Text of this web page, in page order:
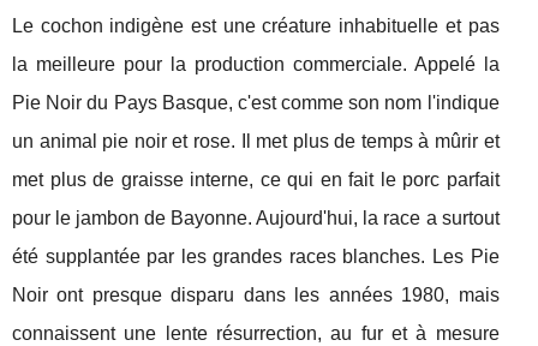
Le cochon indigène est une créature inhabituelle et pas
la meilleure pour la production commerciale. Appelé la
Pie Noir du Pays Basque, c'est comme son nom l'indique
un animal pie noir et rose. Il met plus de temps à mûrir et
met plus de graisse interne, ce qui en fait le porc parfait
pour le jambon de Bayonne. Aujourd'hui, la race a surtout
été supplantée par les grandes races blanches. Les Pie
Noir ont presque disparu dans les années 1980, mais
connaissent une lente résurrection, au fur et à mesure